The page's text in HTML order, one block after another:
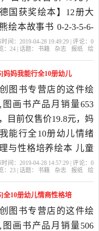
浙江 杭州发货。
德国获奖绘本】12册大
绘本故事书 0-2-3-5-6-
岁幼儿园大班小中班幼
画书籍亲子童话宝宝
是2019年卓创图书专
精选书籍,杂志,报纸当
价比很高的绘本,图画
由浙江 杭州发货。
间：2019-04-28 19:49:29 | 评论： 0
： 24 | 话题： 书籍 杂志 报纸
绘
妈妈我能行全10册幼儿
售19.8元
图书专营店的这件绘
图画书产品月销量653
目前仅售价19.8元，妈
能行全10册幼儿情绪
与性格培养绘本 儿童
3-4-5-6岁幼儿园故事
益智早教启蒙勇敢做
是2019年卓创图书专
精选书籍,杂志,报纸当
间：2019-04-28 14:57:29 | 评论： 0
： 23 | 话题： 书籍 杂志 报纸
绘
全10册幼儿情商性格培
22.8元
图书专营店的这件绘
图画书产品月销量506